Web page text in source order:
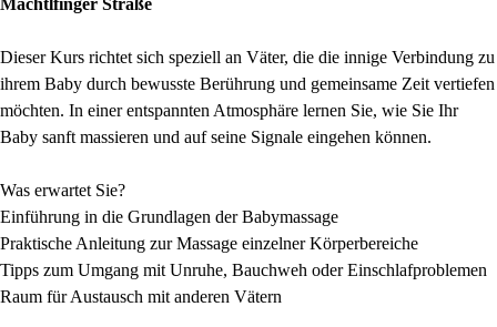
Dieser Kurs richtet sich speziell an Väter, die die innige Verbindung zu
ihrem Baby durch bewusste Berührung und gemeinsame Zeit vertiefen
möchten. In einer entspannten Atmosphäre lernen Sie, wie Sie Ihr
Baby sanft massieren und auf seine Signale eingehen können.
Was erwartet Sie?
Einführung in die Grundlagen der Babymassage
Praktische Anleitung zur Massage einzelner Körperbereiche
Tipps zum Umgang mit Unruhe, Bauchweh oder Einschlafproblemen
Raum für Austausch mit anderen Vätern